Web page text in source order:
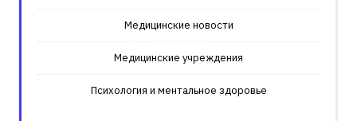
Медицинские новости
Медицинские учреждения
Психология и ментальное здоровье